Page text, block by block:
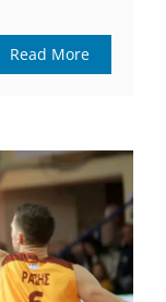
Read More